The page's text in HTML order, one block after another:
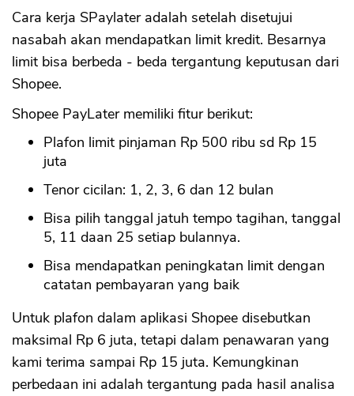
Cara kerja SPaylater adalah setelah disetujui
nasabah akan mendapatkan limit kredit. Besarnya
limit bisa berbeda - beda tergantung keputusan dari
Shopee.
Shopee PayLater memiliki fitur berikut:
Plafon limit pinjaman Rp 500 ribu sd Rp 15
juta
Tenor cicilan: 1, 2, 3, 6 dan 12 bulan
Bisa pilih tanggal jatuh tempo tagihan, tanggal
5, 11 daan 25 setiap bulannya.
Bisa mendapatkan peningkatan limit dengan
catatan pembayaran yang baik
Untuk plafon dalam aplikasi Shopee disebutkan
maksimal Rp 6 juta, tetapi dalam penawaran yang
kami terima sampai Rp 15 juta. Kemungkinan
perbedaan ini adalah tergantung pada hasil analisa